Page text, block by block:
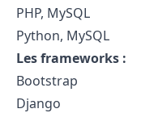
PHP, MySQL
Python, MySQL
Les frameworks :
Bootstrap
Django